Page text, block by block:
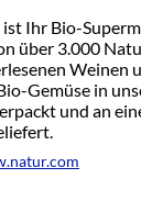
ist Ihr Bio-
über 3.000
Weinen
Gemüse in
und an